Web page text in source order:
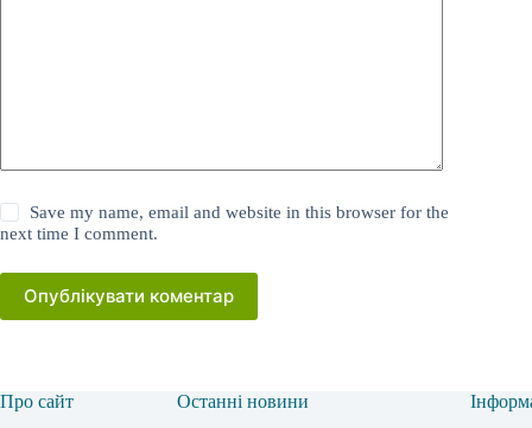
Save my name, email and website in this browser for the
next time I comment.
Опублікувати коментар
Про сайт Останні новини